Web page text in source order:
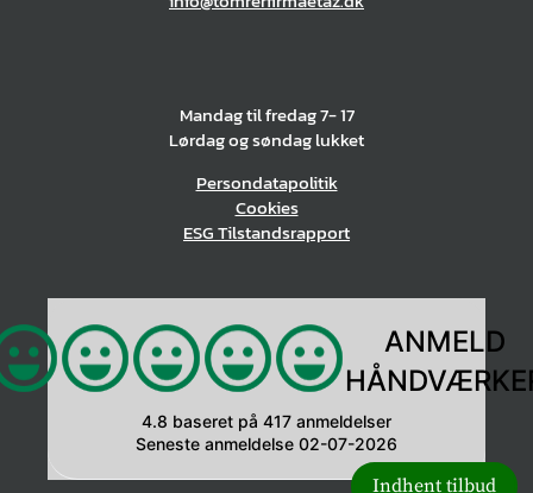
Mandag til fredag 7- 17
Lørdag og søndag lukket
Persondatapolitik
Cookies
ESG Tilstandsrapport
ANMELD
4.8 baseret på 417 anmeldelser
Seneste anmeldelse 02-07-2026
Indhent tilbud